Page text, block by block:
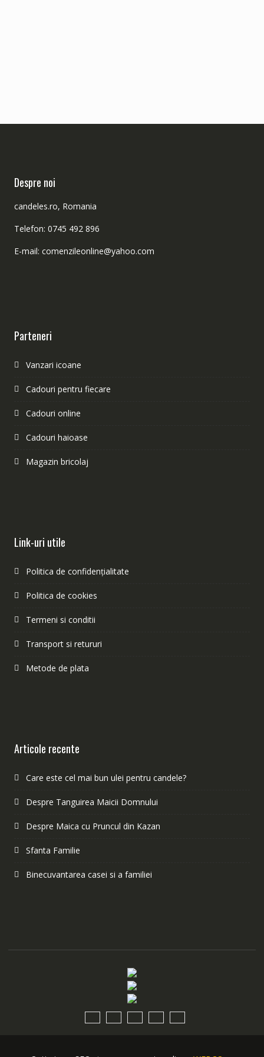
Despre noi
candeles.ro, Romania
Telefon: 0745 492 896
E-mail: comenzileonline@yahoo.com
Parteneri
Vanzari icoane
Cadouri pentru fiecare
Cadouri online
Cadouri haioase
Magazin bricolaj
Link-uri utile
Politica de confidențialitate
Politica de cookies
Termeni si conditii
Transport si retururi
Metode de plata
Articole recente
Care este cel mai bun ulei pentru candele?
Despre Tanguirea Maicii Domnului
Despre Maica cu Pruncul din Kazan
Sfanta Familie
Binecuvantarea casei si a familiei